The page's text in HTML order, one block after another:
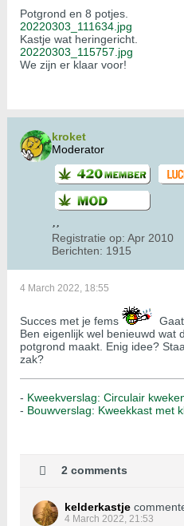
Potgrond en 8 potjes.
20220303_111634.jpg
Kastje wat heringericht.
20220303_115757.jpg
We zijn er klaar voor!
kroket
Moderator
Registratie op: Apr 2010
Berichten: 1915
4 March 2022, 18:55
Succes met je fems
Ben eigenlijk wel benieuwd wat
potgrond maakt. Enig idee?
zak?
- Kweekverslag: Circulair
- Bouwverslag: Kweekkast met
2 comments
kelderkastje
4 March 2022, 21:53